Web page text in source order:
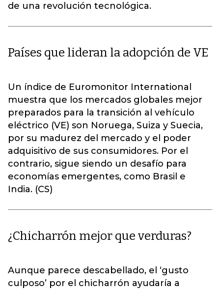
de una revolución tecnológica.
Países que lideran la adopción de VE
Un índice de Euromonitor International
muestra que los mercados globales mejor
preparados para la transición al vehículo
eléctrico (VE) son Noruega, Suiza y Suecia,
por su madurez del mercado y el poder
adquisitivo de sus consumidores. Por el
contrario, sigue siendo un desafío para
economías emergentes, como Brasil e
India. (CS)
¿Chicharrón mejor que verduras?
Aunque parece descabellado, el ‘gusto
culposo’ por el chicharrón ayudaría a